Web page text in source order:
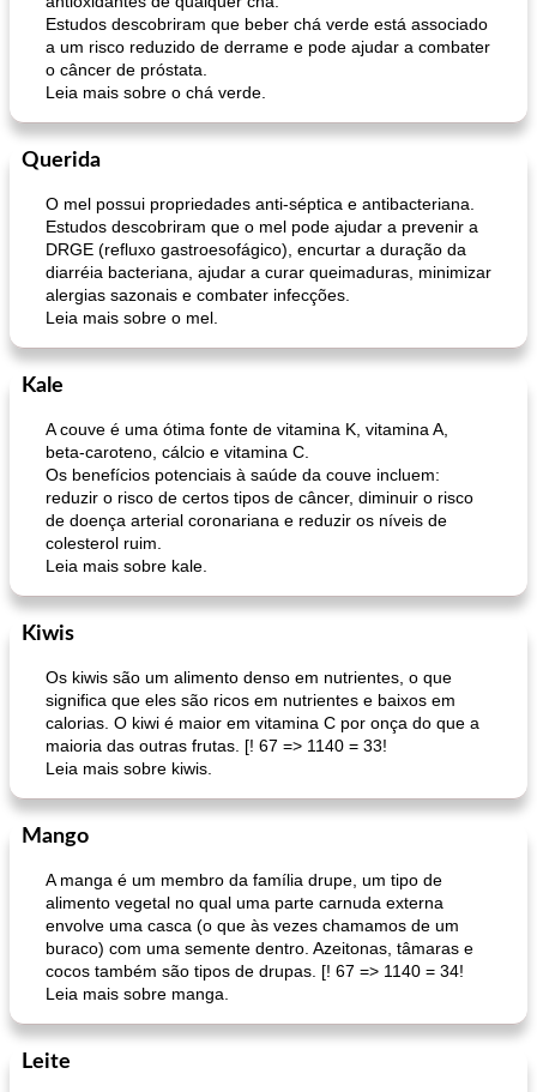
Estudos descobriram que beber chá verde está associado
a um risco reduzido de derrame e pode ajudar a combater
o câncer de próstata.
Leia mais sobre o chá verde.
Querida
O mel possui propriedades anti-séptica e antibacteriana.
Estudos descobriram que o mel pode ajudar a prevenir a
DRGE (refluxo gastroesofágico), encurtar a duração da
diarréia bacteriana, ajudar a curar queimaduras, minimizar
alergias sazonais e combater infecções.
Leia mais sobre o mel.
Kale
A couve é uma ótima fonte de vitamina K, vitamina A,
beta-caroteno, cálcio e vitamina C.
Os benefícios potenciais à saúde da couve incluem:
reduzir o risco de certos tipos de câncer, diminuir o risco
de doença arterial coronariana e reduzir os níveis de
colesterol ruim.
Leia mais sobre kale.
Kiwis
Os kiwis são um alimento denso em nutrientes, o que
significa que eles são ricos em nutrientes e baixos em
calorias. O kiwi é maior em vitamina C por onça do que a
maioria das outras frutas. [! 67 => 1140 = 33!
Leia mais sobre kiwis.
Mango
A manga é um membro da família drupe, um tipo de
alimento vegetal no qual uma parte carnuda externa
envolve uma casca (o que às vezes chamamos de um
buraco) com uma semente dentro. Azeitonas, tâmaras e
cocos também são tipos de drupas. [! 67 => 1140 = 34!
Leia mais sobre manga.
Leite